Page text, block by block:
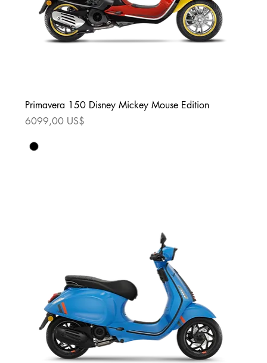
Primavera 150 Disney Mickey Mouse Edition
Precio
6099,00 US$